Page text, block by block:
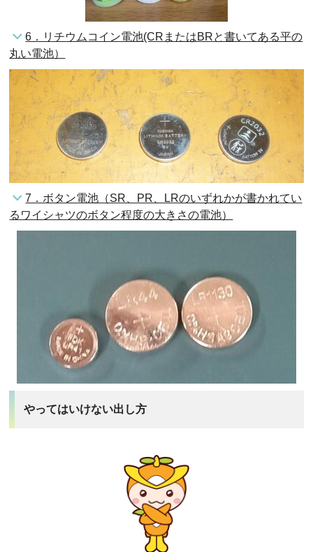
6．リチウムコイン電池(CRまたはBRと書いてある平の
丸い電池）
7．ボタン電池（SR、PR、LRのいずれかが書かれてい
るワイシャツのボタン程度の大きさの電池）
やってはいけない出し方